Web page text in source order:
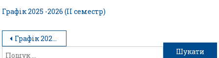
Графік 2025 -2026 (ІІ семестр)
Графік 2025 -2026 (ІІ семестр)